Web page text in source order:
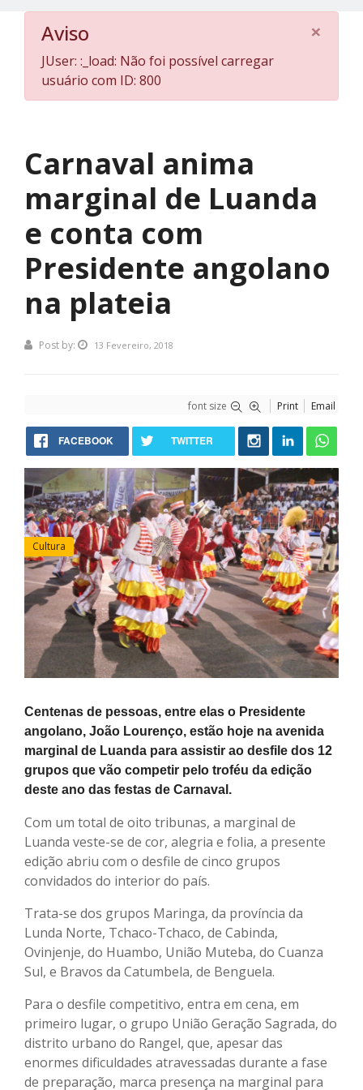
×
Aviso
JUser: :_load: Não foi possível carregar
usuário com ID: 800
Carnaval anima
marginal de Luanda
e conta com
Presidente angolano
na plateia
Post by: 13 Fevereiro, 2018
font size Print Email
FACEBOOK TWITTER
Cultura
Centenas de pessoas, entre elas o Presidente
angolano, João Lourenço, estão hoje na avenida
marginal de Luanda para assistir ao desfile dos 12
grupos que vão competir pelo troféu da edição
deste ano das festas de Carnaval.
Com um total de oito tribunas, a marginal de
Luanda veste-se de cor, alegria e folia, a presente
edição abriu com o desfile de cinco grupos
convidados do interior do país.
Trata-se dos grupos Maringa, da província da
Lunda Norte, Tchaco-Tchaco, de Cabinda,
Ovinjenje, do Huambo, União Muteba, do Cuanza
Sul, e Bravos da Catumbela, de Benguela.
Para o desfile competitivo, entra em cena, em
primeiro lugar, o grupo União Geração Sagrada, do
distrito urbano do Rangel, que, apesar das
enormes dificuldades atravessadas durante a fase
de preparação, marca presença na marginal para